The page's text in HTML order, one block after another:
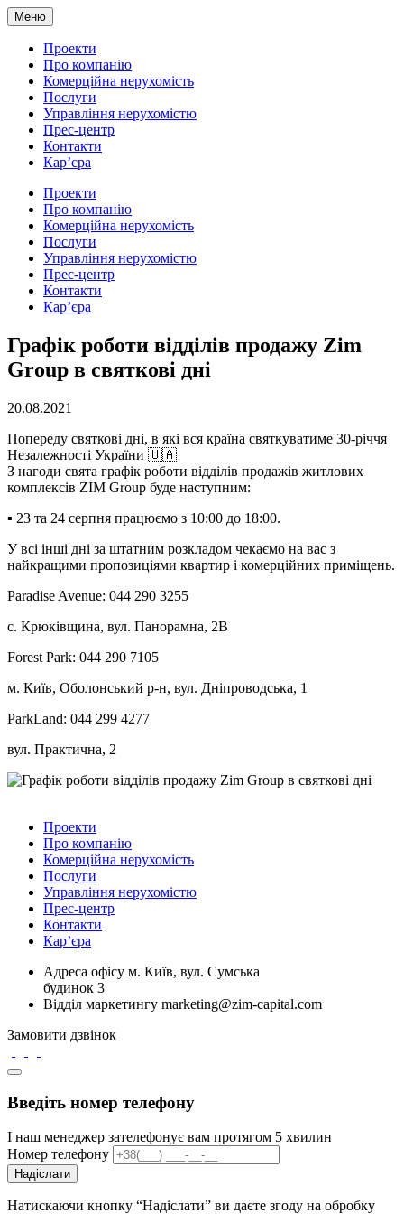
Меню
Проекти
Про компанію
Комерційна нерухомість
Послуги
Управління нерухомістю
Прес-центр
Контакти
Кар’єра
Проекти
Про компанію
Комерційна нерухомість
Послуги
Управління нерухомістю
Прес-центр
Контакти
Кар’єра
Графік роботи відділів продажу Zim
Group в святкові дні
20.08.2021
Попереду святкові дні, в які вся країна святкуватиме 30-річчя
Незалежності України 🇺🇦
З нагоди свята графік роботи відділів продажів житлових
комплексів ZIM Group буде наступним:
▪ 23 та 24 серпня працюємо з 10:00 до 18:00.
У всі інші дні за штатним розкладом чекаємо на вас з
найкращими пропозиціями квартир і комерційних приміщень.
Paradise Avenue: 044 290 3255
с. Крюківщина, вул. Панорамна, 2В
Forest Park: 044 290 7105
м. Київ, Оболонський р-н, вул. Дніпроводська, 1
ParkLand: 044 299 4277
вул. Практична, 2
Проекти
Про компанію
Комерційна нерухомість
Послуги
Управління нерухомістю
Прес-центр
Контакти
Кар’єра
Адреса офісу м. Київ, вул. Сумська
будинок 3
Відділ маркетингу marketing@zim-capital.com
Замовити дзвінок
Введіть номер телефону
І наш менеджер зателефонує вам протягом 5 хвилин
Номер телефону
Надіслати
Натискаючи кнопку “Надіслати” ви даєте згоду на обробку